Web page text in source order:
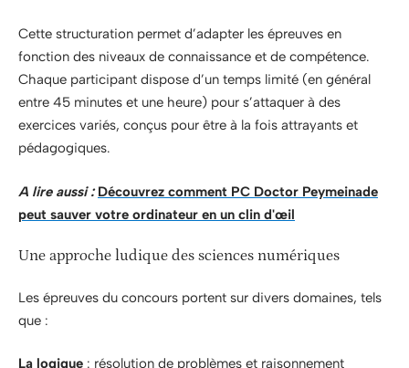
Cette structuration permet d’adapter les épreuves en
fonction des niveaux de connaissance et de compétence.
Chaque participant dispose d’un temps limité (en général
entre 45 minutes et une heure) pour s’attaquer à des
exercices variés, conçus pour être à la fois attrayants et
pédagogiques.
A lire aussi : Découvrez comment PC Doctor Peymeinade
peut sauver votre ordinateur en un clin d'œil
Une approche ludique des sciences numériques
Les épreuves du concours portent sur divers domaines, tels
que :
La logique : résolution de problèmes et raisonnement